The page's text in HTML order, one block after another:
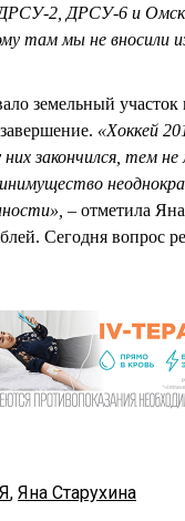
ДРСУ-2, ДРСУ-6 и
там мы не вносили
земельный участок
«Хоккей
закончился, тем
– отметила
Сегодня вопрос
, Яна Старухина